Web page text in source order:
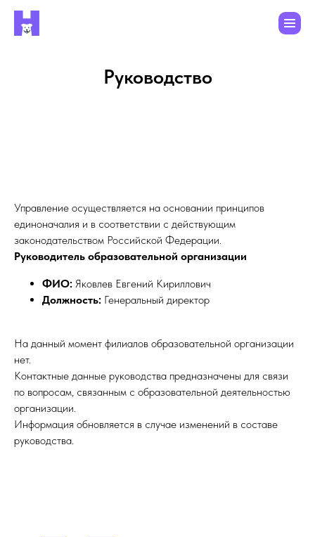
Руководство
Управление осуществляется на основании принципов
единоначалия и в соответствии с действующим
законодательством Российской Федерации.
Руководитель образовательной организации
ФИО: Яковлев Евгений Кириллович
Должность: Генеральный директор
На данный момент филиалов образовательной организации
нет.
Контактные данные руководства предназначены для связи
по вопросам, связанным с образовательной деятельностью
организации.
Информация обновляется в случае изменений в составе
руководства.